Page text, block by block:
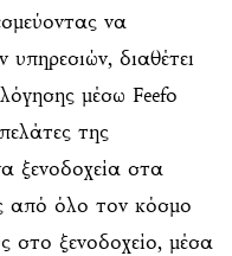
να
διαθέτει
μέσω Feefo
της
ξενοδοχεία στα
από όλο τον κόσμο
στο ξενοδοχείο, μέσα